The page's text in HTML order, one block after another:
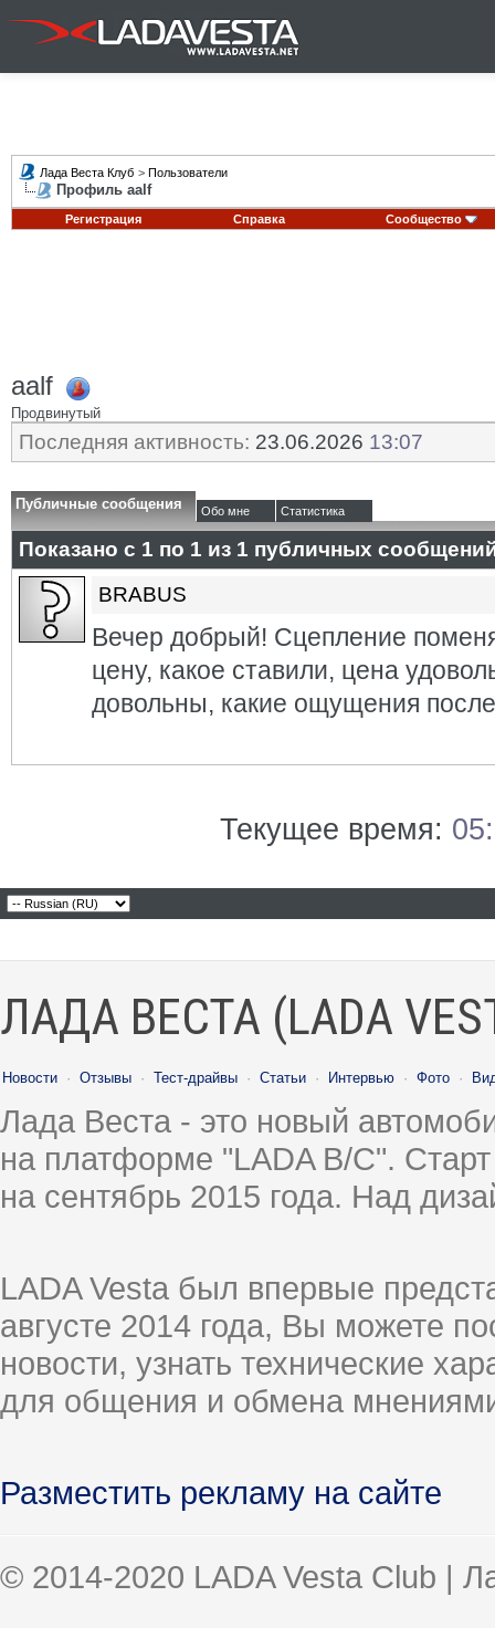
Лада Веста Клуб > Пользователи
Профиль aalf
Регистрация Справка Сообщество
aalf
Продвинутый
Последняя активность: 23.06.2026 13:07
Публичные сообщения Обо мне Статистика
Показано с 1 по 1 из 1 публичных
BRABUS
Вечер добрый! Сцепление
цену, какое ставили, цена
довольны, какие ощущения
Текущее время:
ЛАДА ВЕСТА (LADA
Новости · Отзывы · Тест-драйвы · Статьи · Интервью · Фото ·
Лада Веста - это новый
на платформе "LADA B/C".
на сентябрь 2015 года. Над
LADA Vesta был впервые
августе 2014 года, Вы можете
новости, узнать технические
для общения и обмена
Разместить рекламу на сайте
© 2014-2020 LADA Vesta Club |